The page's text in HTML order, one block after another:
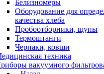
Белизномеры
Оборудование для
качества хлеба
Пробоотборники, щупы
Термоштанги
Черпаки, ковши
техника
вакуумного